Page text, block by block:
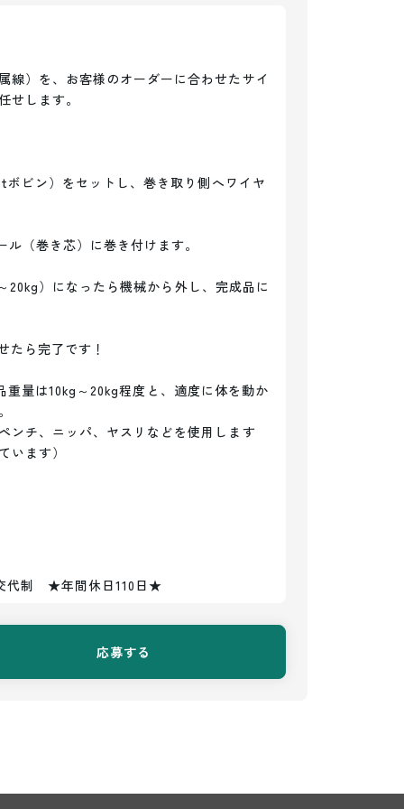
線）を、お客様のオーダーに合わせたサイ
します。
ビン）をセットし、巻き取り側へワイヤ
（巻き芯）に巻き付けます。
20kg）になったら機械から外し、完成品に
たら完了です！
量は10kg～20kg程度と、適度に体を動か
チ、ニッパ、ヤスリなどを使用します
ます）
代制　★年間休日110日★
応募する